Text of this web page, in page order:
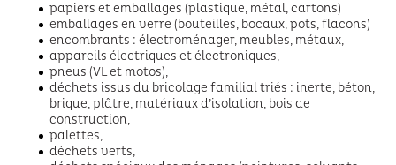
papiers et emballages (plastique, métal, cartons)
emballages en verre (bouteilles, bocaux, pots, flacons)
encombrants : électroménager, meubles, métaux,
appareils électriques et électroniques,
pneus (VL et motos),
déchets issus du bricolage familial triés : inerte, béton,
brique, plâtre, matériaux d’isolation, bois de
construction,
palettes,
déchets verts,